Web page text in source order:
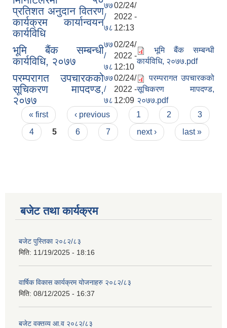
प्रतिशत अनुदान वितरण
कार्यक्रम कार्यान्वयन
कार्यविधि
७७
/
७८
02/24/
2022 -
12:13
भूमि बैंक सम्बन्धी
कार्यविधि, २०७७
७७
/
७८
02/24/
2022 -
12:10
भूमि बैंक सम्बन्धी
कार्यविधि, २०७७.pdf
परम्परागत उपचारकको
सूचिकरण मापदण्ड,
२०७७
७७
/
७८
02/24/
2022 -
12:09
परम्परागत उपचारकको
सूचिकरण मापदण्ड,
२०७७.pdf
Pages
« first ‹ previous 1 2
3
4
5 6 7 next › last »
बजेट तथा कार्यक्रम
बजेट पुस्तिका २०८२/८३
मिति: 11/19/2025 - 18:16
वार्षिक विकास कार्यक्रम योजनाहरु २०८२/८३
मिति: 08/12/2025 - 16:37
बजेट वक्तव्य आ.व २०८२/८३